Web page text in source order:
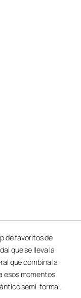
de favoritos de
que se lleva la
que combina la
esos momentos
semi-formal.